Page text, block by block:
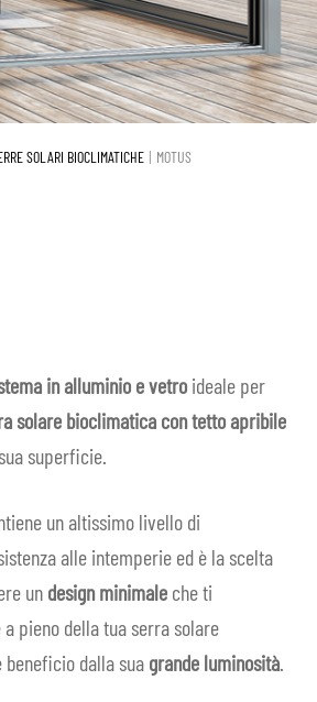
Motus
Tuttovetro
il
menu
child
Serramenti
il
REALIZZAZIONI
CONTRACT
SHOP
FAQ
SOLARI BIOCLIMATICHE MOTUS
in alluminio e vetro ideale per
solare bioclimatica con tetto apribile
superficie.
un altissimo livello di
alle intemperie ed è la scelta
un design minimale che ti
pieno della tua serra solare
dalla sua grande luminosità.